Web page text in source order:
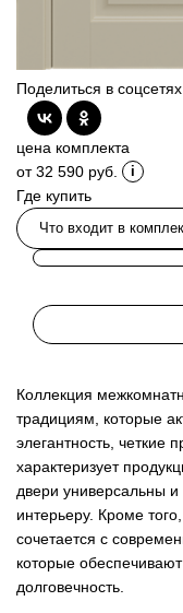
Поделиться в соцсетях
цена комплекта
от 32 590 руб.
Где купить
Что входит в
Коллекция
традициям, которые
элегантность, четкие
характеризует
двери универсальны
интерьеру. Кроме
сочетается с
которые
долговечность.